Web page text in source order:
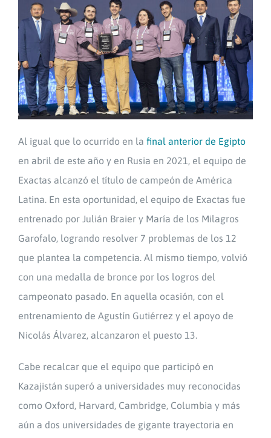
Al igual que lo ocurrido en la final anterior de Egipto
en abril de este año y en Rusia en 2021, el equipo de
Exactas alcanzó el título de campeón de América
Latina. En esta oportunidad, el equipo de Exactas fue
entrenado por Julián Braier y María de los Milagros
Garofalo, logrando resolver 7 problemas de los 12
que plantea la competencia. Al mismo tiempo, volvió
con una medalla de bronce por los logros del
campeonato pasado. En aquella ocasión, con el
entrenamiento de Agustín Gutiérrez y el apoyo de
Nicolás Álvarez, alcanzaron el puesto 13.
Cabe recalcar que el equipo que participó en
Kazajistán superó a universidades muy reconocidas
como Oxford, Harvard, Cambridge, Columbia y más
aún a dos universidades de gigante trayectoria en